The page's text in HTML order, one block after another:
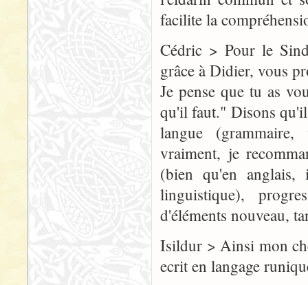
facilite la
Cédric > Pour le
grâce à Didier, vous
Je pense que tu as
qu'il faut." Disons
langue
vraiment, je
(bien qu'en anglais,
linguistique),
d'éléments nouveau,
Isildur > Ainsi mon
ecrit en langage